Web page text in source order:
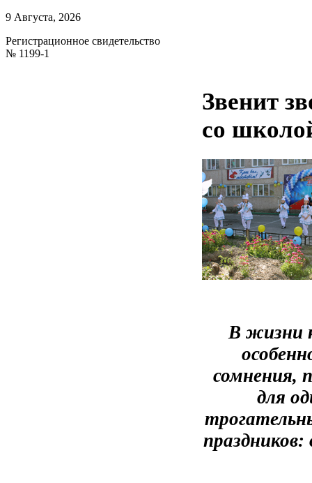
9 Августа, 2026
Регистрационное свидетельство
№ 1199-1
Звенит
со
В жизни
сомнения,
для